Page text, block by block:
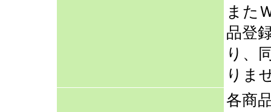
また
品登
り、
りま
各商